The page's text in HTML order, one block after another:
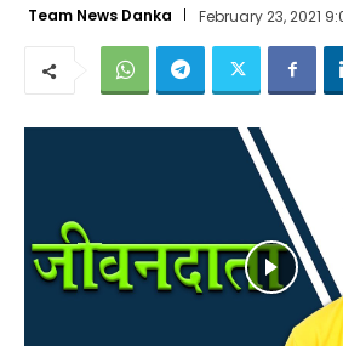
Team News Danka February 23, 2021